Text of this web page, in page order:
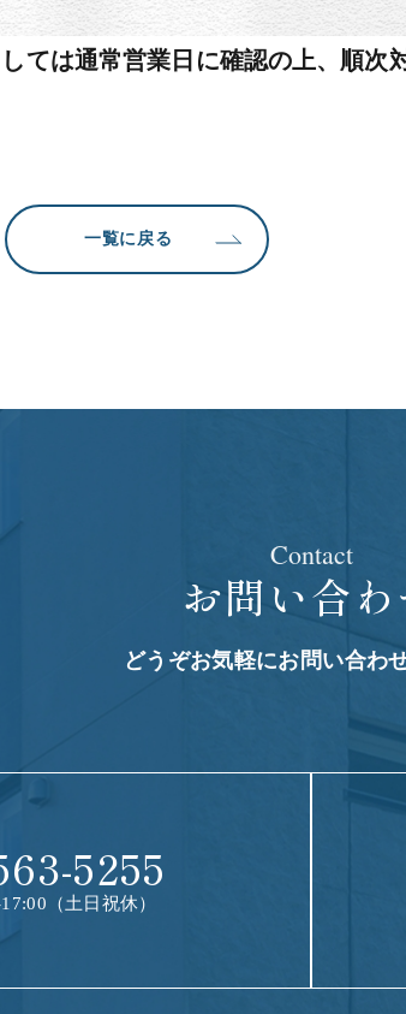
ては通常営業日に確認の上、順次
一覧に戻る
Contact
お問い合わ
どうぞお気軽にお問い合わ
5255
（土日祝休）